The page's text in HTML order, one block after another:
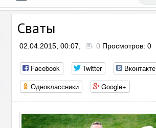
Сваты
02.04.2015, 00:07, 0 Просмотров: 0
Facebook Twitter
Вконтакте
Одноклассники
Google+